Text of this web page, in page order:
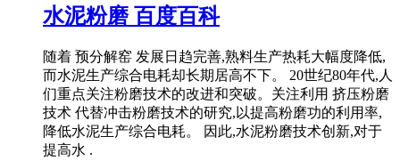
水泥粉磨 百度百科
随着 预分解窑 发展日趋完善,熟料生产热耗大幅度降低,
而水泥生产综合电耗却长期居高不下。 20世纪80年代,人
们重点关注粉磨技术的改进和突破。关注利用 挤压粉磨
技术 代替冲击粉磨技术的研究,以提高粉磨功的利用率,
降低水泥生产综合电耗。 因此,水泥粉磨技术创新,对于
提高水 .